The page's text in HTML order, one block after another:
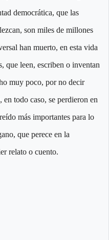
democrática, que las
son miles de millones
han muerto, en esta vida
que leen, escriben o inventan
muy poco, por no decir
en todo caso, se perdieron en
más importantes para lo
que perece en la
relato o cuento.